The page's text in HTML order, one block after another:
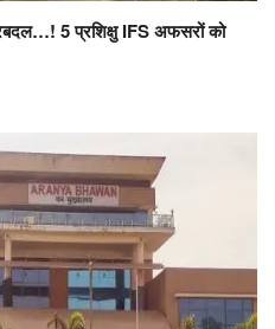
5 प्रशिक्षु IFS अफसरों को